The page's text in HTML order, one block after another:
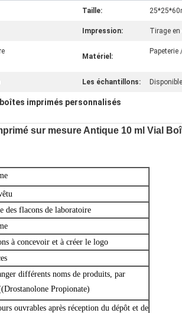
Taille:
Impression: Tirage en
Matériel:
Les échantillons: Disponible
boîtes imprimés personnalisés
sur mesure Antique 10 ml Vial
des flacons de laboratoire
à concevoir et à créer le logo
différents noms de produits, par
Propionate)
ouvrables après réception du dépôt et de